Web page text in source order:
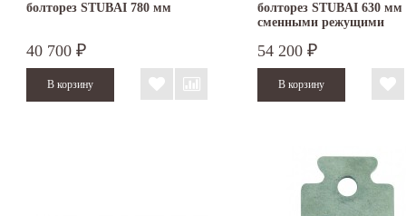
болторез STUBAI 780 мм
40 700 ₽
болторез STUBAI 630 мм
сменными режущими
54 200 ₽